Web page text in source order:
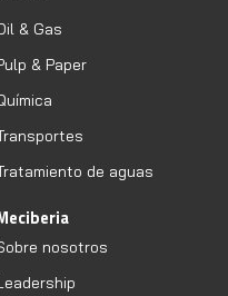
& Gas
& Paper
de aguas
nosotros